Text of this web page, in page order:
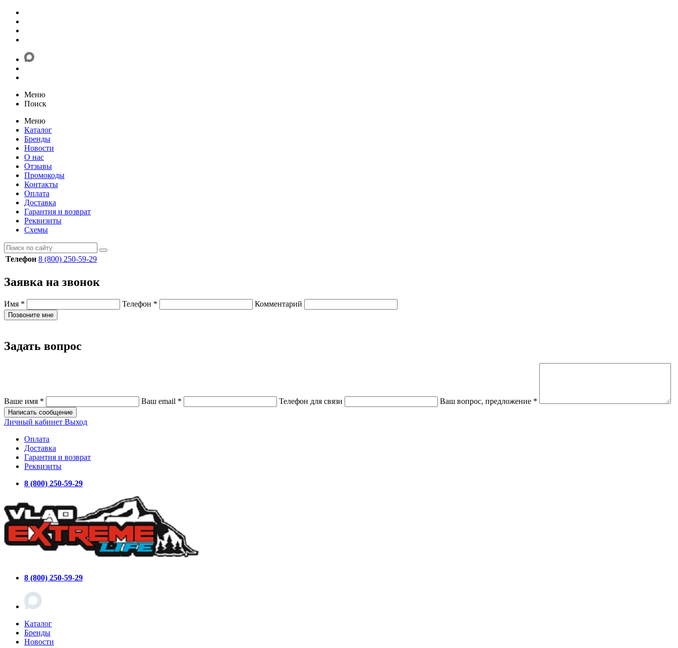
Меню
Поиск
Меню
Каталог
Бренды
Новости
О нас
Отзывы
Промокоды
Контакты
Оплата
Доставка
Гарантия и возврат
Реквизиты
Схемы
Телефон 8 (800) 250-59-29
Заявка на звонок
Имя * Телефон * Комментарий
Позвоните мне
Задать вопрос
Ваше имя * Ваш email * Телефон для связи Ваш вопрос, предложение *
Написать сообщение
Личный кабинет Выход
Оплата
Доставка
Гарантия и возврат
Реквизиты
8 (800) 250-59-29
8 (800) 250-59-29
Каталог
Бренды
Новости